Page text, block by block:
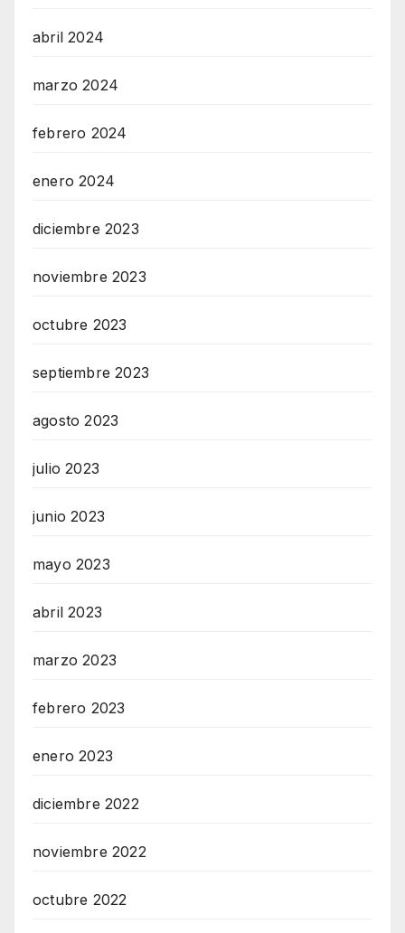
abril 2024
marzo 2024
febrero 2024
enero 2024
diciembre 2023
noviembre 2023
octubre 2023
septiembre 2023
agosto 2023
julio 2023
junio 2023
mayo 2023
abril 2023
marzo 2023
febrero 2023
enero 2023
diciembre 2022
noviembre 2022
octubre 2022